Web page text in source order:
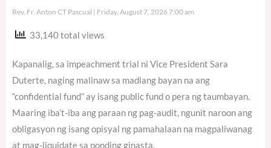
Rev. Fr. Anton CT Pascual Friday, August 7, 2026 7:00 am
33,140 total views
Kapanalig, sa impeachment trial ni Vice President Sara
Duterte, naging malinaw sa madlang bayan na ang
“confidential fund” ay isang public fund o pera ng taumbayan.
Maaring iba’t-iba ang paraan ng pag-audit, ngunit naroon ang
obligasyon ng isang opisyal ng pamahalaan na magpaliwanag
at mag-liquidate sa ponding ginasta.